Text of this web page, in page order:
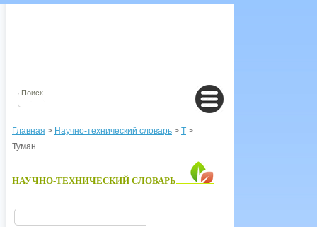
Главная > Научно-технический словарь > Т >
Туман
НАУЧНО-ТЕХНИЧЕСКИЙ СЛОВАРЬ